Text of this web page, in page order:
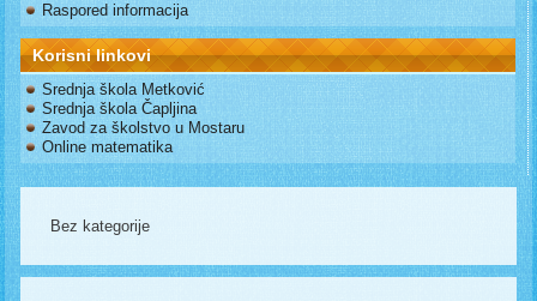
Raspored informacija
Korisni linkovi
Srednja škola Metković
Srednja škola Čapljina
Zavod za školstvo u Mostaru
Online matematika
Bez kategorije